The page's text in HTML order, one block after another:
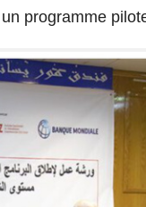
programme